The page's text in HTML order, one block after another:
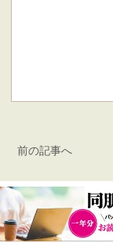
前の記事へ